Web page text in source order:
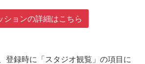
ションの詳細はこちら
登録時に「スタジオ観覧」の項目に